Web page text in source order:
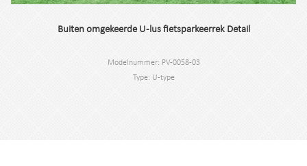
Buiten omgekeerde U-lus fietsparkeerrek Detail
Modelnummer: PV-0058-03
Type: U-type